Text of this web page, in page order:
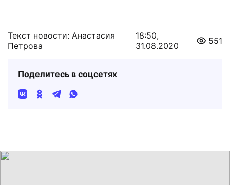
Текст новости: Анастасия
Петрова
18:50,
31.08.2020
551
Поделитесь в соцсетях